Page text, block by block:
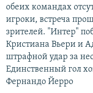
обеих командах
игроки, встреча
зрителей. "Интер"
Кристиана Вьери и
штрафной удар за
Единственный гол
Фернандо Йерро